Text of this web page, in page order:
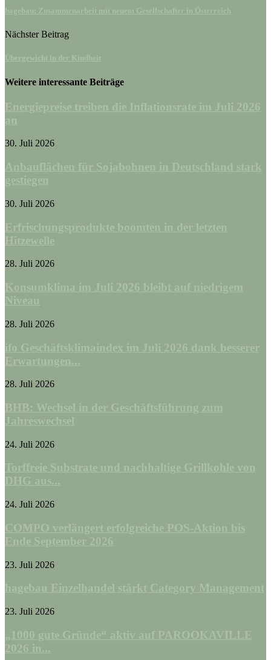
Nächster Beitrag
Weitere interessante Beiträge
30. Juli 2026
30. Juli 2026
28. Juli 2026
28. Juli 2026
28. Juli 2026
24. Juli 2026
24. Juli 2026
23. Juli 2026
23. Juli 2026